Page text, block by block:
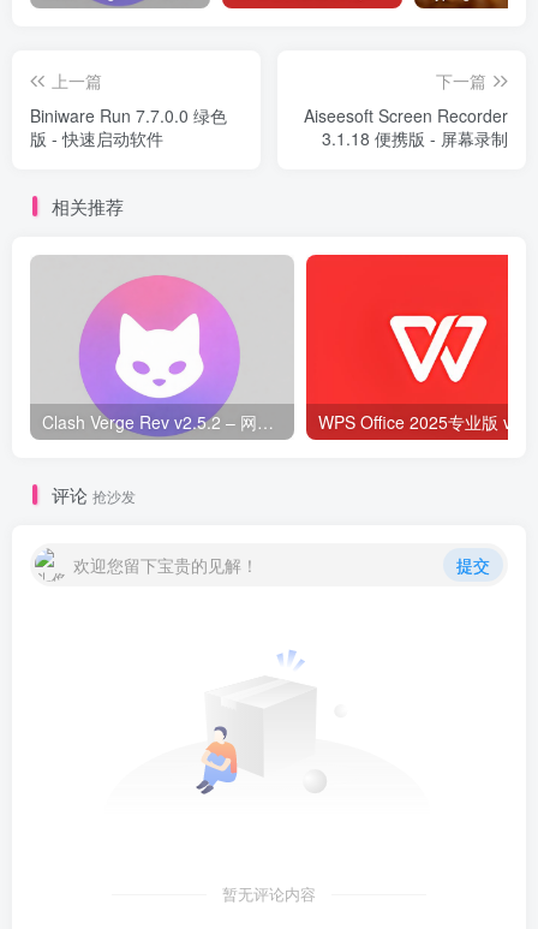
上一篇
Biniware Run 7.7.0.0 绿色
版 - 快速启动软件
下一篇
Aiseesoft Screen Recorder
3.1.18 便携版 - 屏幕录制
相关推荐
Clash Verge Rev v2.5.2 – 网络代理工具
评论 抢沙发
欢迎您留下宝贵的见解！ 提交
暂无评论内容